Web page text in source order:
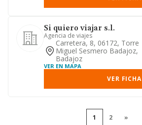
Si quiero viajar s.l.
Agencia de viajes
Carretera, 8, 06172, Torre
Miguel Sesmero Badajoz,
Badajoz
VER EN MAPA
VER FICHA
1 2 »